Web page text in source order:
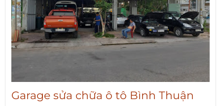
Garage sửa chữa ô tô Bình Thuận